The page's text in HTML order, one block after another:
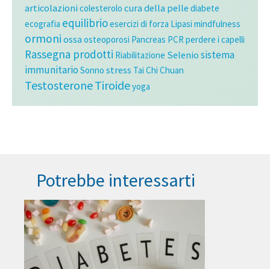
articolazionicolesterolo cura della pelle diabete
ecografia equilibrioesercizi di forza Lipasi mindfulness
ormoniossaosteoporosi Pancreas PCR perdere i capelli
Rassegna prodotti Riabilitazione Seleniosistema
immunitario Sonno stress Tai Chi Chuan
TestosteroneTiroideyoga
Potrebbe interessarti